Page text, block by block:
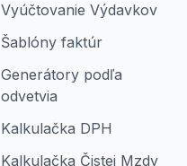
Vyúčtovanie Výdavkov
Šablóny faktúr
Generátory podľa
odvetvia
Kalkulačka DPH
Kalkulačka Čistej Mzdy